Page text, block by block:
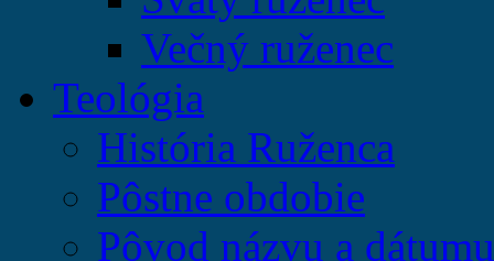
Večný ruženec
Teológia
História Ruženca
Pôstne obdobie
Pôvod názvu a